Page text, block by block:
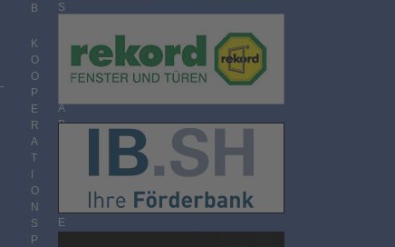
B
K
O
O
P
E
R
A
T
O
N
S
P
S
A
B
E